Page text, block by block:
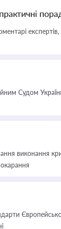
Судом
виконання